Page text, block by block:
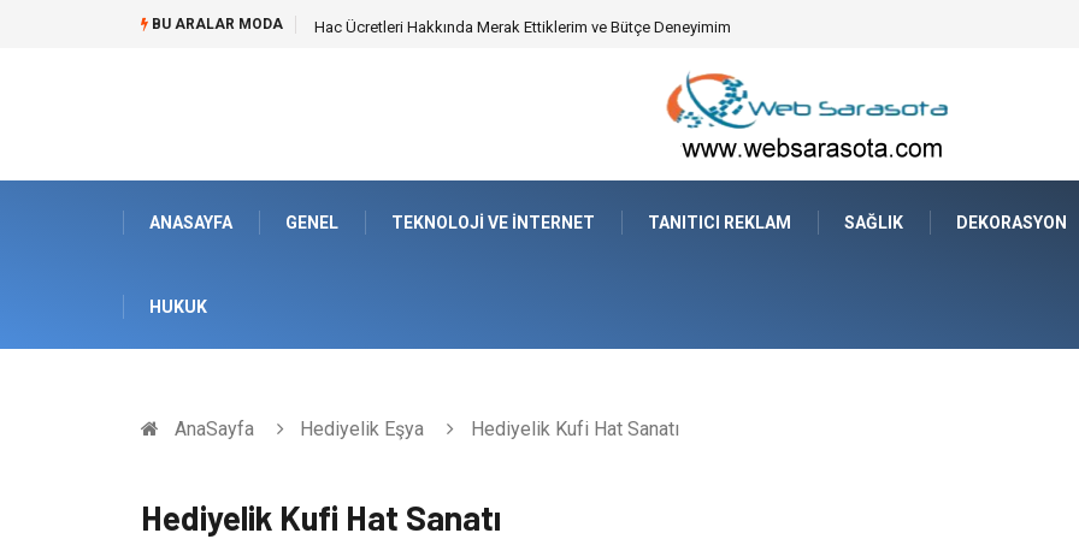
BU ARALAR MODA Öneri Sistemi ile Kurumsal İnovasyonun Dijitalleşmesi
ANASAYFA GENEL TEKNOLOJI VE İNTERNET TANITICI REKLAM SAĞLIK DEKORASYON
HUKUK
AnaSayfa Hediyelik Eşya Hediyelik Kufi Hat Sanatı
Hediyelik Kufi Hat Sanatı